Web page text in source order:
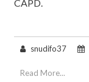
CAPD.
snudifo37
Read More...